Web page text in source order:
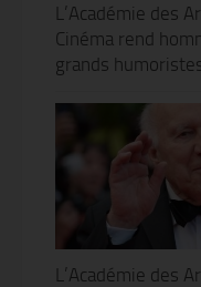
L’Académie des
Cinéma rend
grands humoristes
L’Académie des